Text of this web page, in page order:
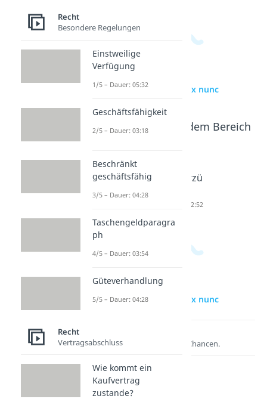
zur Videoseite: ex nunc
Beliebte Inhalte aus dem Bereich
ex tunc
Deklarat
orisch
Unverzü
Dauer: 02:52
zur Videoseite: ex nunc
Entdecke hier deine Chancen.
Recht
Besondere Regelungen
Einstweilige
Verfügung
1/5 – Dauer: 05:32
Geschäftsfähigkeit
2/5 – Dauer: 03:18
Beschränkt
geschäftsfähig
3/5 – Dauer: 04:28
Taschengeldparagra
ph
4/5 – Dauer: 03:54
Güteverhandlung
5/5 – Dauer: 04:28
Recht
Vertragsabschluss
Wie kommt ein
Kaufvertrag
zustande?